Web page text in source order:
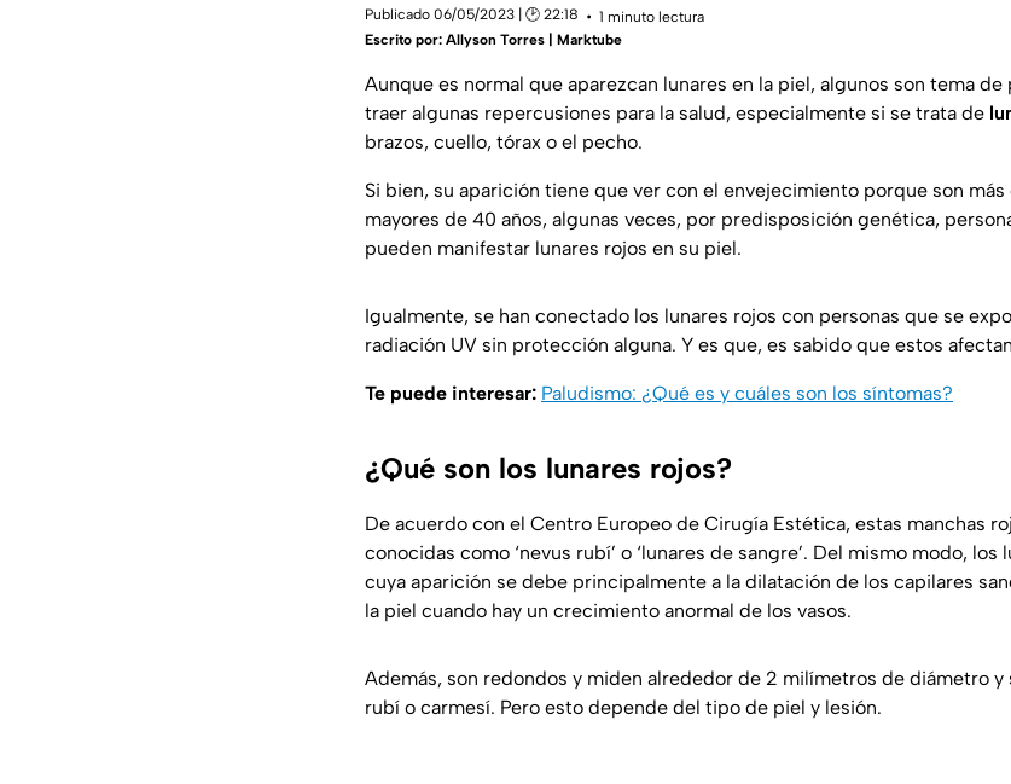
Publicado 06/05/2023 | 🕑 22:18
1 minuto lectura
Escrito por: Allyson Torres | Marktube
Aunque es normal que aparezcan lunares en la piel, algunos son tema
traer algunas repercusiones para la salud, especialmente si se trata de
brazos, cuello, tórax o el pecho.
Si bien, su aparición tiene que ver con el envejecimiento porque son
mayores de 40 años, algunas veces, por predisposición genética,
pueden manifestar lunares rojos en su piel.
Igualmente, se han conectado los lunares rojos con personas que se
radiación UV sin protección alguna. Y es que, es sabido que estos
Te puede interesar: Paludismo: ¿Qué es y cuáles son los síntomas?
¿Qué son los lunares rojos?
De acuerdo con el Centro Europeo de Cirugía Estética, estas manchas
conocidas como ‘nevus rubí’ o ‘lunares de sangre’. Del mismo modo, los
cuya aparición se debe principalmente a la dilatación de los capilares
la piel cuando hay un crecimiento anormal de los vasos.
Además, son redondos y miden alrededor de 2 milímetros de diámetro y
rubí o carmesí. Pero esto depende del tipo de piel y lesión.